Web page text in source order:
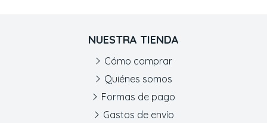
NUESTRA TIENDA
Cómo comprar
Quiénes somos
Formas de pago
Gastos de envío